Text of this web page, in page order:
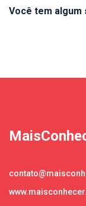
Você tem algum